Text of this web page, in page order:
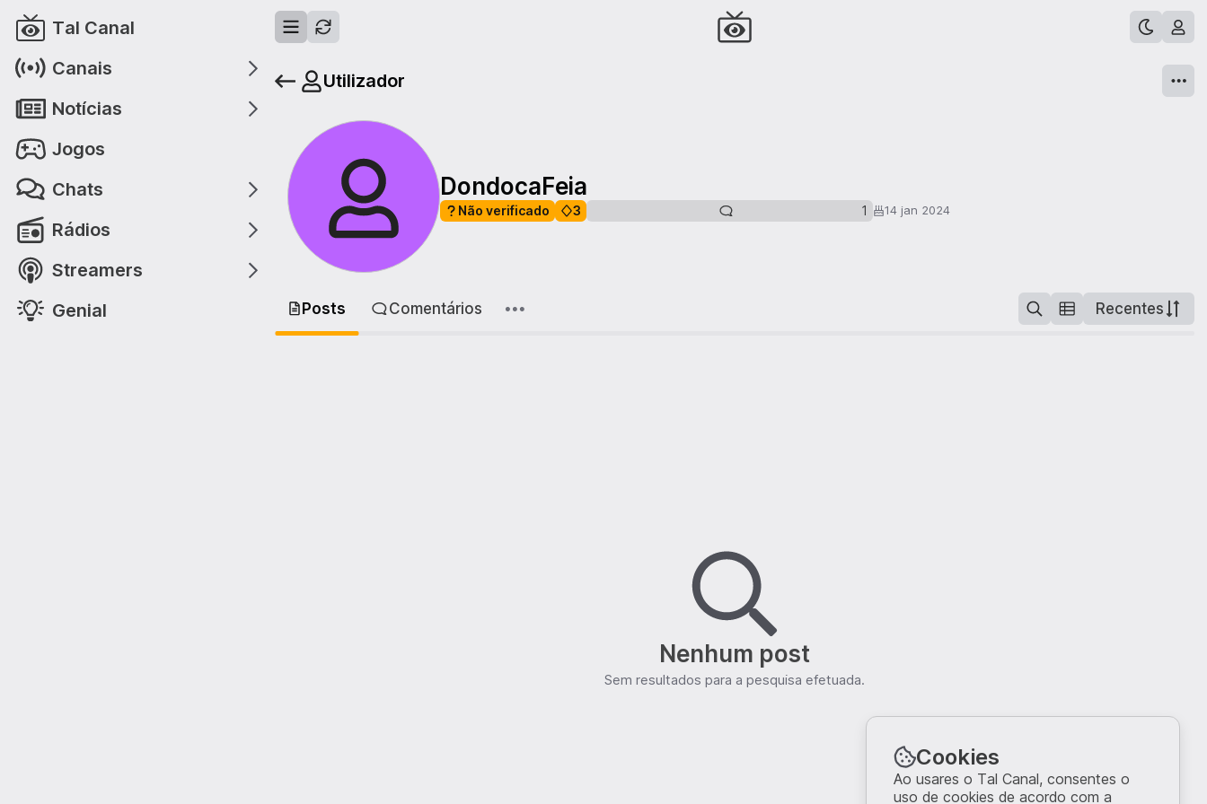
Tal Canal
Canais
Notícias
Jogos
Chats
Rádios
Streamers
Genial
Utilizador
DondocaFeia
Não verificado 3 1 14 jan 2024
Posts Comentários Recentes
Nenhum post
Sem resultados para a pesquisa efetuada.
Cookies
Ao usares o Tal Canal, consentes o
uso de cookies de acordo com a